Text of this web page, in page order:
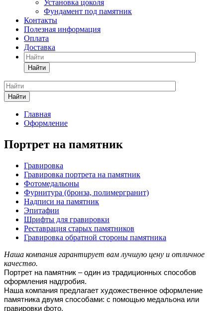
Установка цоколя
Фундамент под памятник
Контакты
Полезная информация
Оплата
Доставка
Найти
Найти
Главная
Оформление
Портрет на памятник
Гравировка
Гравировка портрета на памятник
Фотомедальоны
Фурнитура (бронза, полимергранит)
Надписи на памятник
Эпитафии
Шрифты для гравировки
Реставрация старых памятников
Гравировка обратной стороны памятника
Наша компания гарантирует вам лучшую цену и отличное
качество.
Портрет на памятник – один из традиционных способов
оформления надгробия.
Наша компания предлагает художественное оформление
памятника двумя способами: с помощью медальона или
гравировки фото.